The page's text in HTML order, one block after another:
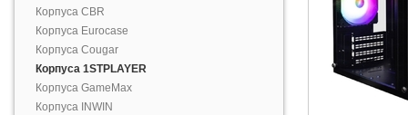
Корпуса CBR
Корпуса Eurocase
Корпуса Cougar
Корпуса 1STPLAYER
Корпуса GameMax
Корпуса INWIN